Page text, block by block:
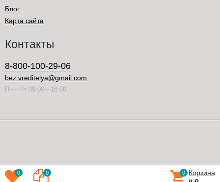
Блог
Карта сайта
Контакты
8-800-100-29-06
bez.vreditelya@gmail.com
Пн—Пт 09:00—18:00
0 0 0
Корзина